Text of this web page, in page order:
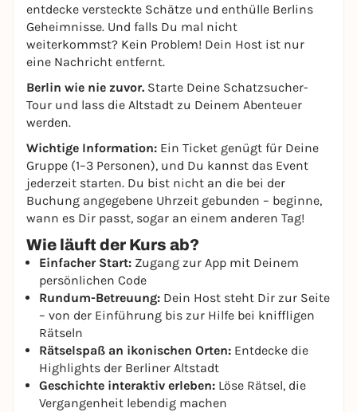
entdecke versteckte Schätze und enthülle Berlins
Geheimnisse. Und falls Du mal nicht
weiterkommst? Kein Problem! Dein Host ist nur
eine Nachricht entfernt.
Berlin wie nie zuvor. Starte Deine Schatzsucher-
Tour und lass die Altstadt zu Deinem Abenteuer
werden.
Wichtige Information: Ein Ticket genügt für Deine
Gruppe (1–3 Personen), und Du kannst das Event
jederzeit starten. Du bist nicht an die bei der
Buchung angegebene Uhrzeit gebunden – beginne,
wann es Dir passt, sogar an einem anderen Tag!
Wie läuft der Kurs ab?
Einfacher Start: Zugang zur App mit Deinem
persönlichen Code
Rundum-Betreuung: Dein Host steht Dir zur Seite
– von der Einführung bis zur Hilfe bei kniffligen
Rätseln
Rätselspaß an ikonischen Orten: Entdecke die
Highlights der Berliner Altstadt
Geschichte interaktiv erleben: Löse Rätsel, die
Vergangenheit lebendig machen